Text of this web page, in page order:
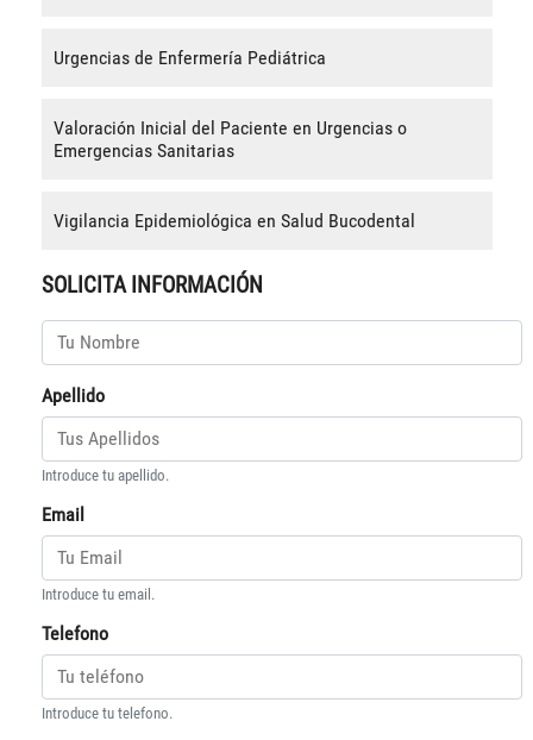
Urgencias de Enfermería Pediátrica
Valoración Inicial del Paciente en Urgencias o
Emergencias Sanitarias
Vigilancia Epidemiológica en Salud Bucodental
SOLICITA INFORMACIÓN
Apellido
Introduce tu apellido.
Email
Introduce tu email.
Telefono
Introduce tu telefono.